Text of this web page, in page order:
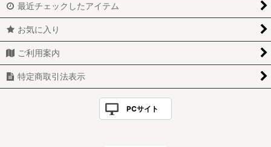
最近チェックしたアイテム
お気に入り
ご利用案内
特定商取引法表示
PCサイト